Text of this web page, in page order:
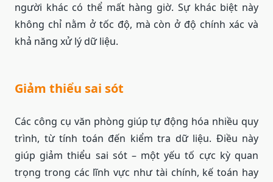
người khác có thể mất hàng giờ. Sự khác biệt này
không chỉ nằm ở tốc độ, mà còn ở độ chính xác và
khả năng xử lý dữ liệu.
Giảm thiểu sai sót
Các công cụ văn phòng giúp tự động hóa nhiều quy
trình, từ tính toán đến kiểm tra dữ liệu. Điều này
giúp giảm thiểu sai sót – một yếu tố cực kỳ quan
trọng trong các lĩnh vực như tài chính, kế toán hay